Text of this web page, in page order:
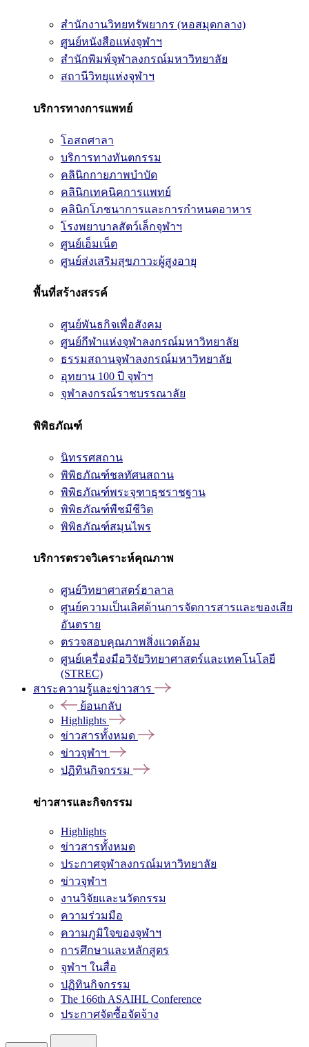
สำนักงานวิทยทรัพยากร (หอสมุดกลาง)
ศูนย์หนังสือแห่งจุฬาฯ
สำนักพิมพ์จุฬาลงกรณ์มหาวิทยาลัย
สถานีวิทยุแห่งจุฬาฯ
บริการทางการแพทย์
โอสถศาลา
บริการทางทันตกรรม
คลินิกกายภาพบำบัด
คลินิกเทคนิคการแพทย์
คลินิกโภชนาการและการกำหนดอาหาร
โรงพยาบาลสัตว์เล็กจุฬาฯ
ศูนย์เอ็มเน็ต
ศูนย์ส่งเสริมสุขภาวะผู้สูงอายุ
พื้นที่สร้างสรรค์
ศูนย์พันธกิจเพื่อสังคม
ศูนย์กีฬาแห่งจุฬาลงกรณ์มหาวิทยาลัย
ธรรมสถานจุฬาลงกรณ์มหาวิทยาลัย
อุทยาน 100 ปี จุฬาฯ
จุฬาลงกรณ์ราชบรรณาลัย
พิพิธภัณฑ์
นิทรรศสถาน
พิพิธภัณฑ์ชลทัศนสถาน
พิพิธภัณฑ์พระจุฑาธุชราชฐาน
พิพิธภัณฑ์พืชมีชีวิต
พิพิธภัณฑ์สมุนไพร
บริการตรวจวิเคราะห์คุณภาพ
ศูนย์วิทยาศาสตร์ฮาลาล
ศูนย์ความเป็นเลิศด้านการจัดการสารและของเสีย
อันตราย
ตรวจสอบคุณภาพสิ่งแวดล้อม
ศูนย์เครื่องมือวิจัยวิทยาศาสตร์และเทคโนโลยี
(STREC)
สาระความรู้และข่าวสาร
ย้อนกลับ
Highlights
ข่าวสารทั้งหมด
ข่าวจุฬาฯ
ปฏิทินกิจกรรม
ข่าวสารและกิจกรรม
Highlights
ข่าวสารทั้งหมด
ประกาศจุฬาลงกรณ์มหาวิทยาลัย
ข่าวจุฬาฯ
งานวิจัยและนวัตกรรม
ความร่วมมือ
ความภูมิใจของจุฬาฯ
การศึกษาและหลักสูตร
จุฬาฯ ในสื่อ
ปฏิทินกิจกรรม
The 166th ASAIHL Conference
ประกาศจัดซื้อจัดจ้าง